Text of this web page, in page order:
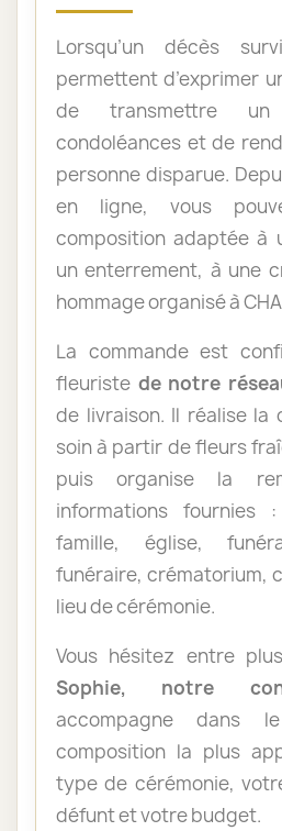
Lorsqu’un décès
permettent d’exprimer
de transmettre
condoléances et de
personne disparue.
en ligne, vous
composition adaptée à
un enterrement, à une
hommage organisé à
La commande est
fleuriste de notre
de livraison. Il réalise la
soin à partir de fleurs
puis organise la
informations fournies
famille, église,
funéraire, crématorium,
lieu de cérémonie.
Vous hésitez entre
Sophie, notre
accompagne dans
composition la plus
type de cérémonie,
défunt et votre budget.